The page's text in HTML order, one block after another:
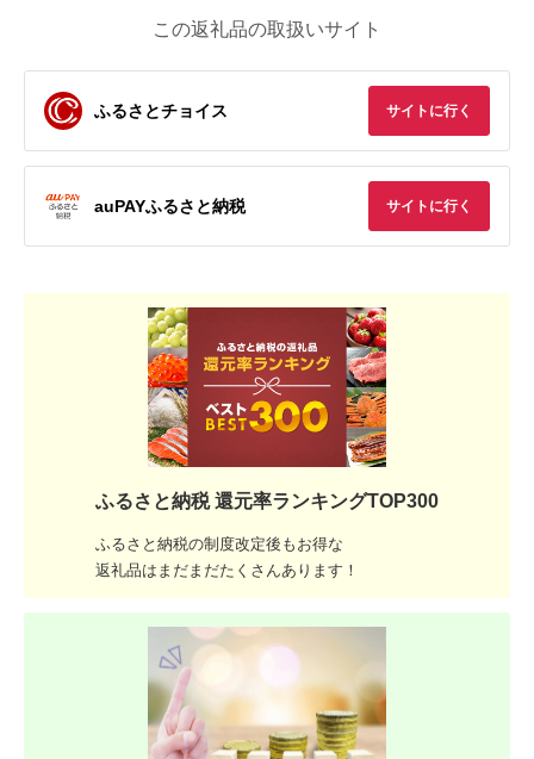
この返礼品の取扱いサイト
ふるさとチョイス サイトに行く
auPAYふるさと納税 サイトに行く
ふるさと納税 還元率ランキングTOP300
ふるさと納税の制度改定後もお得な
返礼品はまだまだたくさんあります！